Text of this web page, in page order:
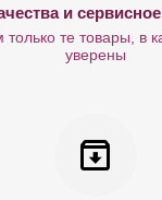
и
те товары, в
уверены